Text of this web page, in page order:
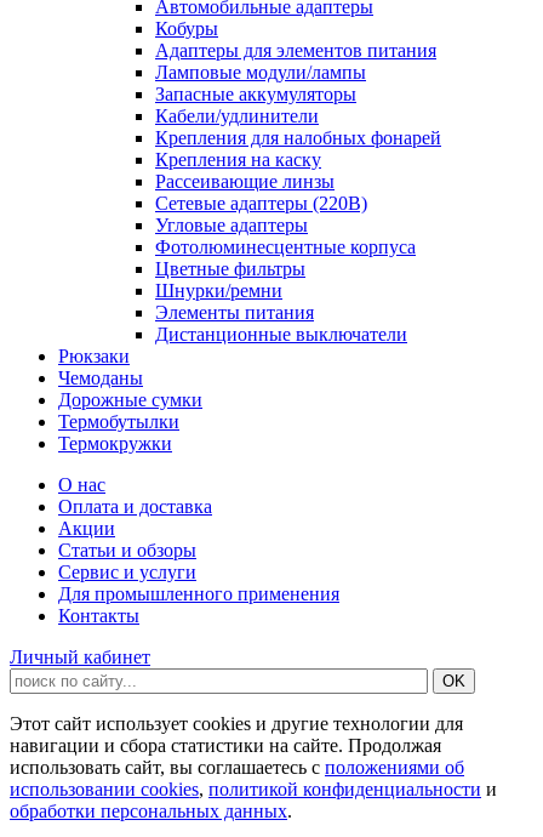
Автомобильные адаптеры
Кобуры
Адаптеры для элементов питания
Ламповые модули/лампы
Запасные аккумуляторы
Кабели/удлинители
Крепления для налобных фонарей
Крепления на каску
Рассеивающие линзы
Сетевые адаптеры (220В)
Угловые адаптеры
Фотолюминесцентные корпуса
Цветные фильтры
Шнурки/ремни
Элементы питания
Дистанционные выключатели
Рюкзаки
Чемоданы
Дорожные сумки
Термобутылки
Термокружки
О нас
Оплата и доставка
Акции
Статьи и обзоры
Сервис и услуги
Для промышленного применения
Контакты
Личный кабинет
Этот сайт использует cookies и другие технологии для
навигации и сбора статистики на сайте. Продолжая
использовать сайт, вы соглашаетесь с положениями об
использовании cookies, политикой конфиденциальности и
обработки персональных данных.